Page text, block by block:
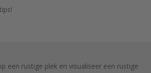
een rustige plek en visualiseer een rustige